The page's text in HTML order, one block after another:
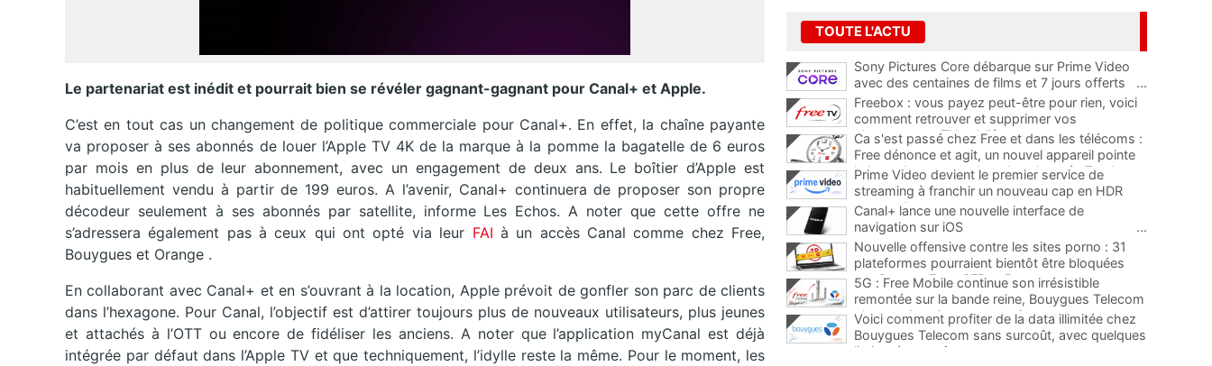
Le partenariat est inédit et pourrait bien se révéler gagnant-gagnant pour Canal+ et Apple.
C’est en tout cas un changement de politique commerciale pour Canal+. En effet, la chaîne payante
va proposer à ses abonnés de louer l’Apple TV 4K de la marque à la pomme la bagatelle de 6 euros
par mois en plus de leur abonnement, avec un engagement de deux ans. Le boîtier d’Apple est
habituellement vendu à partir de 199 euros. A l’avenir, Canal+ continuera de proposer son propre
décodeur seulement à ses abonnés par satellite, informe Les Echos. A noter que cette offre ne
s’adressera également pas à ceux qui ont opté via leur FAI à un accès Canal comme chez Free,
Bouygues et Orange .
En collaborant avec Canal+ et en s’ouvrant à la location, Apple prévoit de gonfler son parc de clients
dans l’hexagone. Pour Canal, l’objectif est d’attirer toujours plus de nouveaux utilisateurs, plus jeunes
et attachés à l’OTT ou encore de fidéliser les anciens. A noter que l’application myCanal est déjà
intégrée par défaut dans l’Apple TV et que techniquement, l’idylle reste la même. Pour le moment, les
TOUTE L'ACTU
Sony Pictures Core débarque sur Prime Video
avec des centaines de films et 7 jours offerts
...
Freebox : vous payez peut-être pour rien, voici
comment retrouver et supprimer vos
abonnements TV oubliés
...
Ca s'est passé chez Free et dans les télécoms :
Free dénonce et agit, un nouvel appareil pointe
le bout de son nez chez des abonnés Freebox...
Prime Video devient le premier service de
streaming à franchir un nouveau cap en HDR
avec ce lancement
Canal+ lance une nouvelle interface de
navigation sur iOS
...
Nouvelle offensive contre les sites porno : 31
plateformes pourraient bientôt être bloquées
par Orange, Free, SFR et Bouygues
5G : Free Mobile continue son irrésistible
remontée sur la bande reine, Bouygues Telecom
plus que jamais sous pression
Voici comment profiter de la data illimitée chez
Bouygues Telecom sans surcoût, avec quelques
limites à connaître